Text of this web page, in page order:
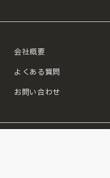
会社概要
よくある質問
お問い合わせ